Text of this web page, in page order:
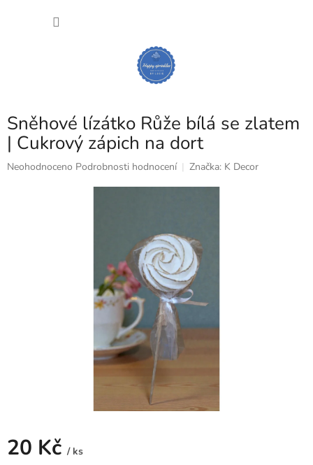
Sněhové lízátko Růže bílá se zlatem
| Cukrový zápich na dort
Průměrné
Neohodnoceno Podrobnosti hodnocení Značka: K Decor
20 Kč / ks